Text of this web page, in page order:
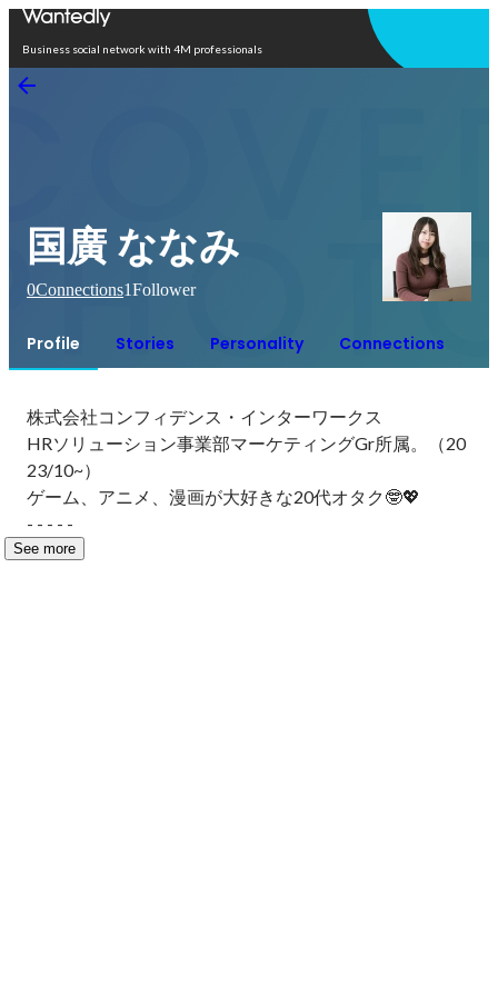
Business social network with 4M professionals
国廣 ななみ
0Connections1Follower
Profile Stories Personality Connections
株式会社コンフィデンス・インターワークス
HRソリューション事業部マーケティングGr所属。（20
23/10~）
ゲーム、アニメ、漫画が大好きな20代オタク🤓💖
- - - - -
See more